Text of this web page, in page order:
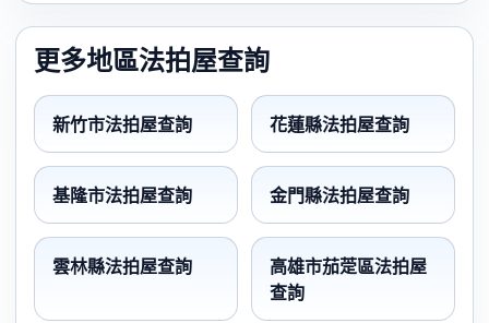
更多地區法拍屋查詢
新竹市法拍屋查詢 花蓮縣法拍屋查詢
基隆市法拍屋查詢 金門縣法拍屋查詢
雲林縣法拍屋查詢
高雄市茄萣區法拍屋
查詢